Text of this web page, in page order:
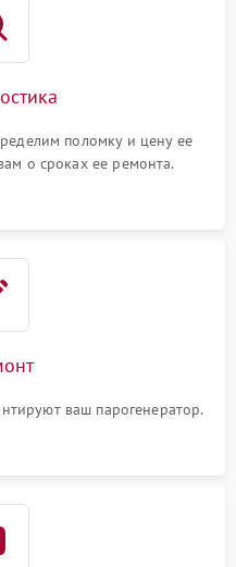
поломку и цену ее
о сроках ее ремонта.
ваш парогенератор.